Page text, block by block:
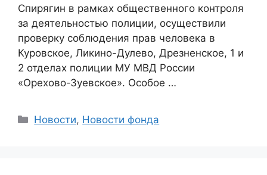
Спирягин в рамках общественного контроля
за деятельностью полиции, осуществили
проверку соблюдения прав человека в
Куровское, Ликино-Дулево, Дрезненское, 1 и
2 отделах полиции МУ МВД России
«Орехово-Зуевское». Особое …
Categories
Новости, Новости фонда